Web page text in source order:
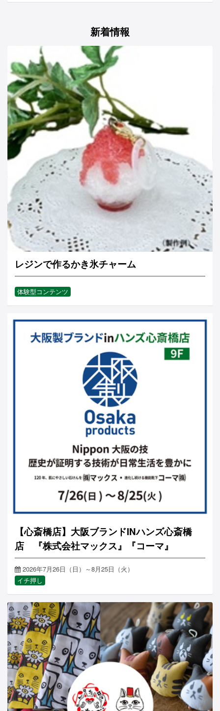
新着情報
レジンで作るかき氷チャーム
体験型コンテンツ
【心斎橋店】大阪ブランドINハンズ心斎橋
店 『株式会社マックス』『コーマ』
2026年7月26日（日）～8月25日（火）
イチ押し